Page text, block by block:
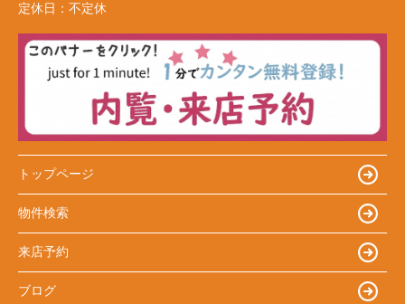
定休日： 不定休
トップページ
物件検索
来店予約
ブログ